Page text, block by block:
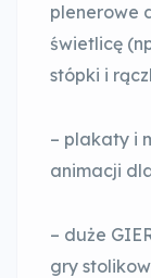
plenerowe
świetlicę
stópki i
– plakaty i
animacji
– duże
gry